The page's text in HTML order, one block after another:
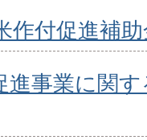
作付促進補
進事業に関